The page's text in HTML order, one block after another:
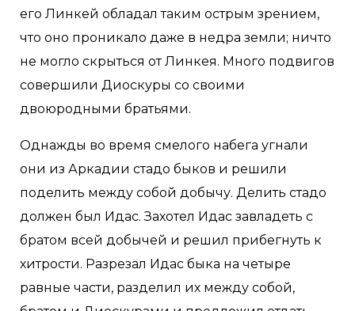
его Линкей обладал таким острым зрением,
что оно проникало даже в недра земли; ничто
не могло скрыться от Линкея. Много подвигов
совершили Диоскуры со своими
двоюродными братьями.
Однажды во время смелого набега угнали
они из Аркадии стадо быков и решили
поделить между собой добычу. Делить стадо
должен был Идас. Захотел Идас завладеть с
братом всей добычей и решил прибегнуть к
хитрости. Разрезал Идас быка на четыре
равные части, разделил их между собой,